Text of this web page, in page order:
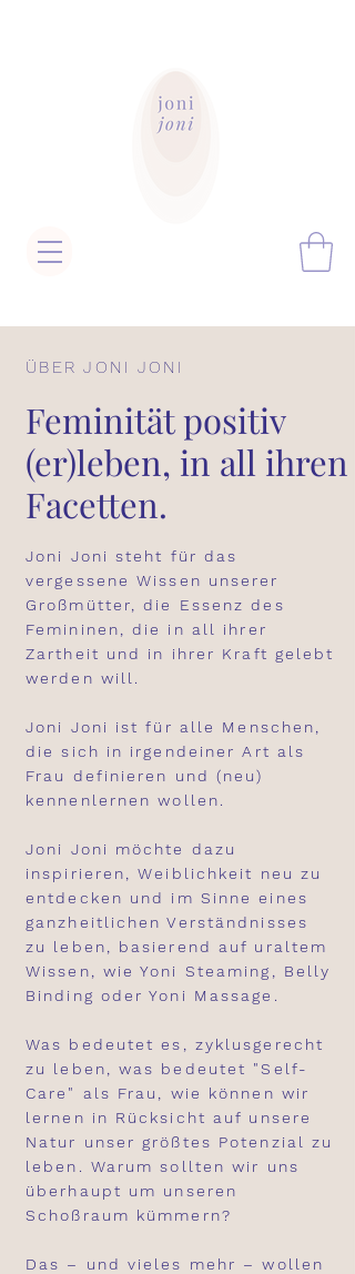
ÜBER JONI JONI
Feminität positiv
(er)leben, in all ihren
Facetten.
Joni Joni steht für das
vergessene Wissen unserer
Großmütter, die Essenz des
Femininen, die in all ihrer
Zartheit und in ihrer Kraft gelebt
werden will.
Joni Joni ist für alle Menschen,
die sich in irgendeiner Art als
Frau definieren und (neu)
kennenlernen wollen.
Joni Joni möchte dazu
inspirieren, Weiblichkeit neu zu
entdecken und im Sinne eines
ganzheitlichen Verständnisses
zu leben, basierend auf uraltem
Wissen, wie Yoni Steaming, Belly
Binding oder Yoni Massage.
Was bedeutet es, zyklusgerecht
zu leben, was bedeutet "Self-
Care" als Frau, wie können wir
lernen in Rücksicht auf unsere
Natur unser größtes Potenzial zu
leben. Warum sollten wir uns
überhaupt um unseren
Schoßraum kümmern?
Das – und vieles mehr – wollen